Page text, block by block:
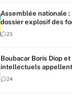
Assemblée nationale :
dossier explosif des
du patrimoine
25
Boubacar Boris Diop
intellectuels
urgent de la révision
constitutionnelle
24